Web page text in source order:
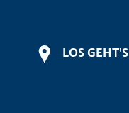
LOS GEHT'S